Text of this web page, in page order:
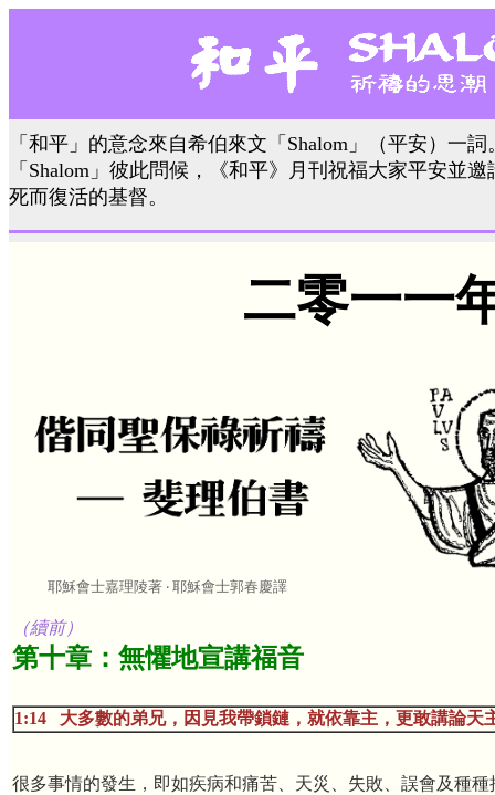
「和平」的意念來自希伯來文「Shalom」（平安）一
「Shalom」彼此問候，《和平》月刊祝福大家平安並
死而復活的基督。
二零一一
耶穌會士嘉理陵著 ‧ 耶穌會士郭春慶譯
（續前）
第十章：無懼地宣講福音
1:14 大多數的弟兄，因見我帶鎖鏈，就依靠主，更敢講論天
很多事情的發生，即如疾病和痛苦、天災、失敗、誤會及種